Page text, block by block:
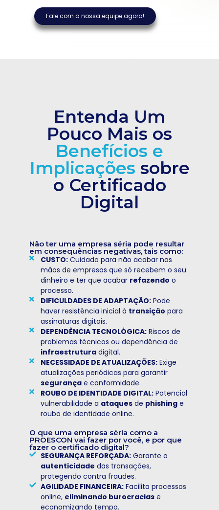
Fale com a nossa equipe agora!
Entenda Um
Pouco Mais os
Benefícios e
Implicações sobre
o Certificado
Digital
Não ter uma empresa séria pode resultar
em consequências negativas, tais como:
CUSTO:Cuidado para não acabar nas
mãos de empresas que só recebem o seu
dinheiro e ter que acabar refazendo o
processo.
DIFICULDADES DE ADAPTAÇÃO:Pode
haver resistência inicial à transição para
assinaturas digitais.
DEPENDÊNCIA TECNOLÓGICA:Riscos de
problemas técnicos ou dependência de
infraestruturadigital.
NECESSIDADE DE ATUALIZAÇÕES:Exige
atualizações periódicas para garantir
segurançae conformidade.
ROUBO DE IDENTIDADE DIGITAL:Potencial
vulnerabilidade a ataquesde phishinge
roubo de identidade online.
O que uma empresa séria como a
PROESCON vai fazer por você, e por que
fazer o certificado digital?
SEGURANÇA REFORÇADA:Garante a
autenticidade das transações,
protegendo contra fraudes.
AGILIDADE FINANCEIRA:Facilita processos
online, eliminando burocraciase
economizando tempo.